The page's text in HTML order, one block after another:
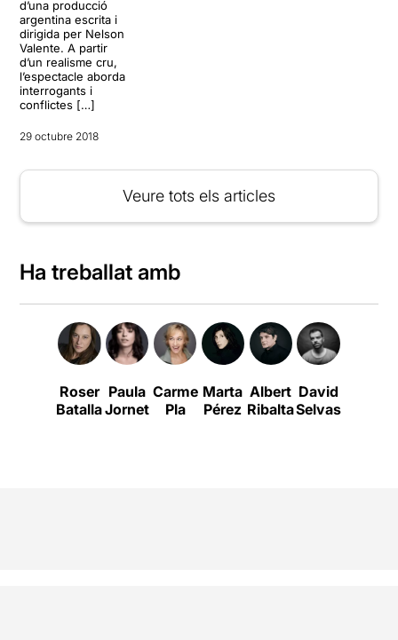
d’una producció
argentina escrita i
dirigida per Nelson
Valente. A partir
d’un realisme cru,
l’espectacle aborda
interrogants i
conflictes […]
29 octubre 2018
Veure tots els articles
Ha treballat amb
Roser
Batalla
Paula
Jornet
Carme
Pla
Marta
Pérez
Albert
Ribalta
David
Selvas